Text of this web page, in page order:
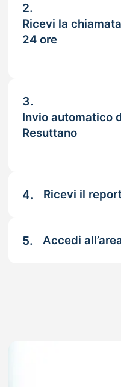
2.
Ricevi la
24 ore
3.
Invio automatico
Resuttano
4. Ricevi il
5. Accedi